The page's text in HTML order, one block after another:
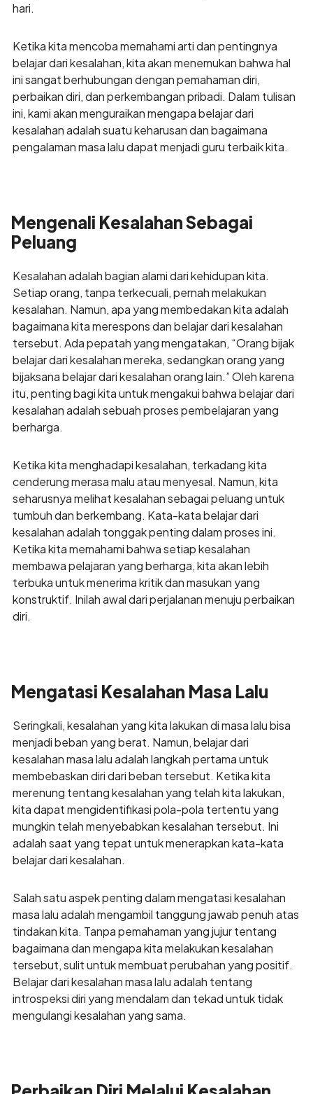
hari.
Ketika kita mencoba memahami arti dan pentingnya
belajar dari kesalahan, kita akan menemukan bahwa hal
ini sangat berhubungan dengan pemahaman diri,
perbaikan diri, dan perkembangan pribadi. Dalam tulisan
ini, kami akan menguraikan mengapa belajar dari
kesalahan adalah suatu keharusan dan bagaimana
pengalaman masa lalu dapat menjadi guru terbaik kita.
Mengenali Kesalahan Sebagai
Peluang
Kesalahan adalah bagian alami dari kehidupan kita.
Setiap orang, tanpa terkecuali, pernah melakukan
kesalahan. Namun, apa yang membedakan kita adalah
bagaimana kita merespons dan belajar dari kesalahan
tersebut. Ada pepatah yang mengatakan, “Orang bijak
belajar dari kesalahan mereka, sedangkan orang yang
bijaksana belajar dari kesalahan orang lain.” Oleh karena
itu, penting bagi kita untuk mengakui bahwa belajar dari
kesalahan adalah sebuah proses pembelajaran yang
berharga.
Ketika kita menghadapi kesalahan, terkadang kita
cenderung merasa malu atau menyesal. Namun, kita
seharusnya melihat kesalahan sebagai peluang untuk
tumbuh dan berkembang. Kata-kata belajar dari
kesalahan adalah tonggak penting dalam proses ini.
Ketika kita memahami bahwa setiap kesalahan
membawa pelajaran yang berharga, kita akan lebih
terbuka untuk menerima kritik dan masukan yang
konstruktif. Inilah awal dari perjalanan menuju perbaikan
diri.
Mengatasi Kesalahan Masa Lalu
Seringkali, kesalahan yang kita lakukan di masa lalu bisa
menjadi beban yang berat. Namun, belajar dari
kesalahan masa lalu adalah langkah pertama untuk
membebaskan diri dari beban tersebut. Ketika kita
merenung tentang kesalahan yang telah kita lakukan,
kita dapat mengidentifikasi pola-pola tertentu yang
mungkin telah menyebabkan kesalahan tersebut. Ini
adalah saat yang tepat untuk menerapkan kata-kata
belajar dari kesalahan.
Salah satu aspek penting dalam mengatasi kesalahan
masa lalu adalah mengambil tanggung jawab penuh atas
tindakan kita. Tanpa pemahaman yang jujur tentang
bagaimana dan mengapa kita melakukan kesalahan
tersebut, sulit untuk membuat perubahan yang positif.
Belajar dari kesalahan masa lalu adalah tentang
introspeksi diri yang mendalam dan tekad untuk tidak
mengulangi kesalahan yang sama.